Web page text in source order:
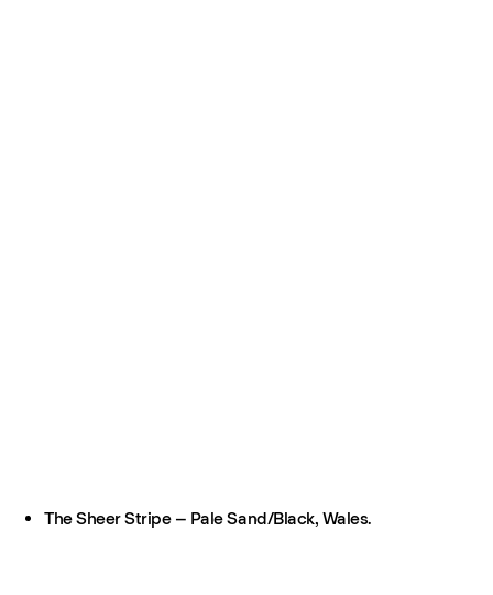
The Sheer Stripe – Pale Sand/Black, Wales.